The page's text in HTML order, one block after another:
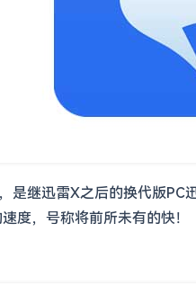
是继迅雷X之后的换代版
度，号称将前所未有的快！